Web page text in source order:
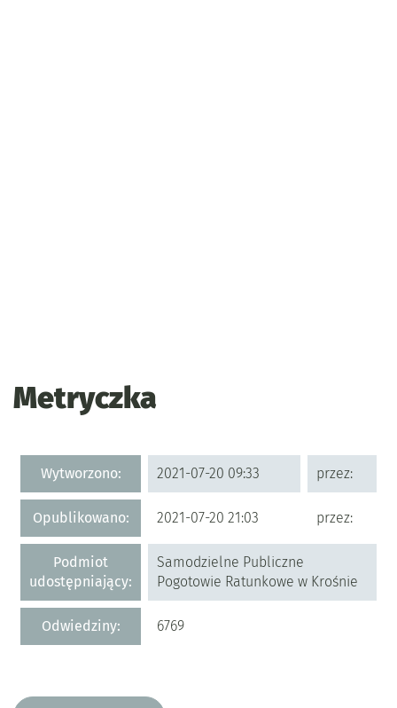
Metryczka
Metryczka
Wytworzono: 2021-07-20 09:33 przez:
Opublikowano: 2021-07-20 21:03 przez:
Podmiot
udostępniający:
Samodzielne Publiczne
Pogotowie Ratunkowe w Krośnie
Odwiedziny: 6769